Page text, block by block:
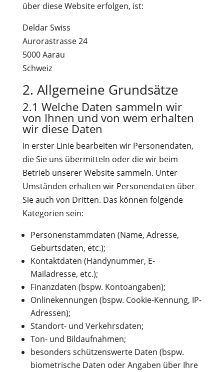
über diese Website erfolgen, ist:
Deldar Swiss
Aurorastrasse 24
5000 Aarau
Schweiz
2. Allgemeine Grundsätze
2.1 Welche Daten sammeln wir
von Ihnen und von wem erhalten
wir diese Daten
In erster Linie bearbeiten wir Personendaten,
die Sie uns übermitteln oder die wir beim
Betrieb unserer Website sammeln. Unter
Umständen erhalten wir Personendaten über
Sie auch von Dritten. Das können folgende
Kategorien sein:
Personenstammdaten (Name, Adresse,
Geburtsdaten, etc.);
Kontaktdaten (Handynummer, E-
Mailadresse, etc.);
Finanzdaten (bspw. Kontoangaben);
Onlinekennungen (bspw. Cookie-Kennung, IP-
Adressen);
Standort- und Verkehrsdaten;
Ton- und Bildaufnahmen;
besonders schützenswerte Daten (bspw.
biometrische Daten oder Angaben über Ihre